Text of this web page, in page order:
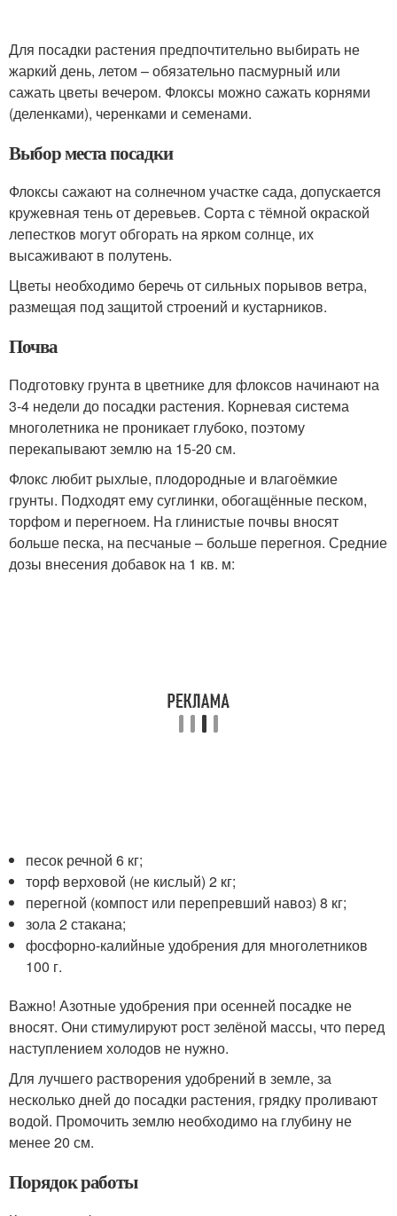
Для посадки растения предпочтительно выбирать не
жаркий день, летом – обязательно пасмурный или
сажать цветы вечером. Флоксы можно сажать корнями
(деленками), черенками и семенами.
Выбор места посадки
Флоксы сажают на солнечном участке сада, допускается
кружевная тень от деревьев. Сорта с тёмной окраской
лепестков могут обгорать на ярком солнце, их
высаживают в полутень.
Цветы необходимо беречь от сильных порывов ветра,
размещая под защитой строений и кустарников.
Почва
Подготовку грунта в цветнике для флоксов начинают на
3-4 недели до посадки растения. Корневая система
многолетника не проникает глубоко, поэтому
перекапывают землю на 15-20 см.
Флокс любит рыхлые, плодородные и влагоёмкие
грунты. Подходят ему суглинки, обогащённые песком,
торфом и перегноем. На глинистые почвы вносят
больше песка, на песчаные – больше перегноя. Средние
дозы внесения добавок на 1 кв. м:
песок речной 6 кг;
торф верховой (не кислый) 2 кг;
перегной (компост или перепревший навоз) 8 кг;
зола 2 стакана;
фосфорно-калийные удобрения для многолетников
100 г.
Важно! Азотные удобрения при осенней посадке не
вносят. Они стимулируют рост зелёной массы, что перед
наступлением холодов не нужно.
Для лучшего растворения удобрений в земле, за
несколько дней до посадки растения, грядку проливают
водой. Промочить землю необходимо на глубину не
менее 20 см.
Порядок работы